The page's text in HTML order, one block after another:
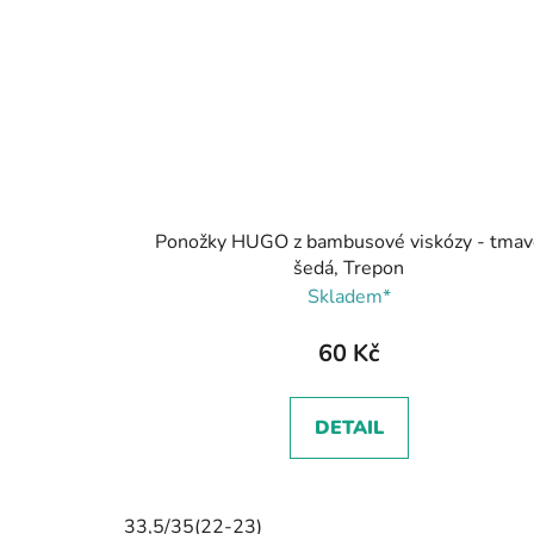
Ponožky HUGO z bambusové viskózy -
šedá, Trepon
Skladem*
60 Kč
DETAIL
33,5/35(22-23)